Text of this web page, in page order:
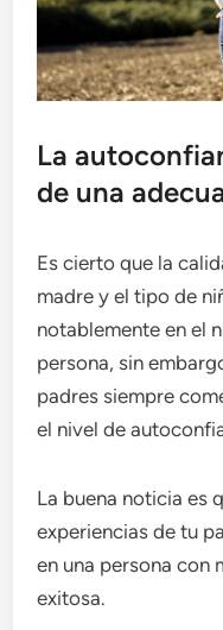
La
de una
Es cierto que la
madre y el tipo de
notablemente en el
persona, sin
padres siempre
el nivel de
La buena noticia es
experiencias de tu
en una persona con
exitosa.